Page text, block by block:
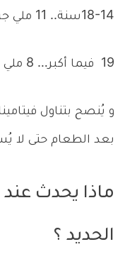
18-14سنة.. 11 ملي جرام في اليوم .
19 فيما أكبر… 8 ملي جرام في اليوم .
و يُنصح بتناول
بعد الطعام حتى لا
ماذا يحدث
الحديد ؟